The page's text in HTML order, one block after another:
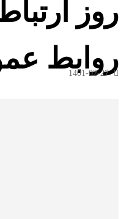
روز
روابط
1401-02-27